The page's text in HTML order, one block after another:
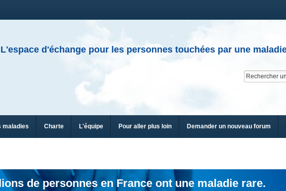
L'espace d'échange pour les personnes touchées par une
maladies Charte L'équipe Pour aller plus loin Demander un nouveau forum
de personnes en France ont une maladie rare.